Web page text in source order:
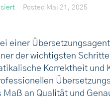
Posted Mai 21, 2025
einer
der wichtigsten
Korrektheit und
an Qualität und